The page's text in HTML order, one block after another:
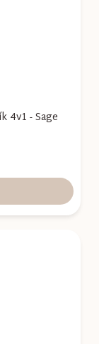
4v1 - Sage